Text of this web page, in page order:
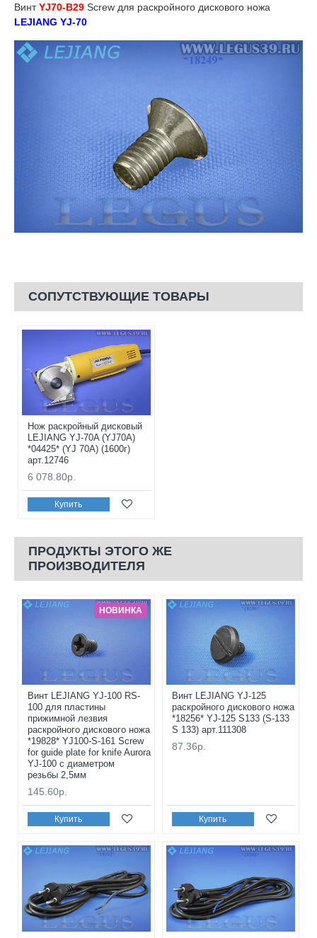
ВинтYJ70-B29 Screw для раскройного дискового ножа
LEJIANG YJ-70
СОПУТСТВУЮЩИЕ ТОВАРЫ
Нож раскройный дисковый
LEJIANG YJ-70A (YJ70A)
*04425* (YJ 70A) (1600г)
арт.12746
6 078.80р.
Купить
ПРОДУКТЫ ЭТОГО ЖЕ
ПРОИЗВОДИТЕЛЯ
НОВИНКА
Винт LEJIANG YJ-100 RS-
100 для пластины
прижимной лезвия
раскройного дискового ножа
*19828* YJ100-S-161 Screw
for guide plate for knife Aurora
YJ-100 с диаметром
резьбы 2,5мм
145.60р.
Купить
Винт LEJIANG YJ-125
раскройного дискового ножа
*18256* YJ-125 S133 (S-133
S 133) арт.111308
87.36р.
Купить